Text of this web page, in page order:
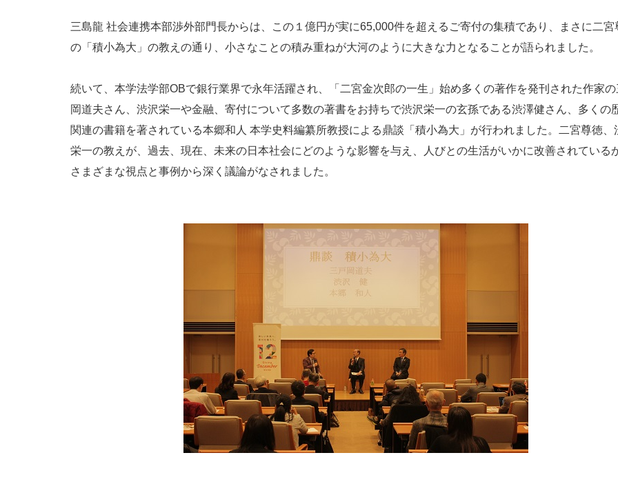
三島龍 社会連携本部渉外部門長からは、この１億円が実に65,000件を超えるご寄付の集積であり、まさに二宮
の「積小為大」の教えの通り、小さなことの積み重ねが大河のように大きな力となることが語られました。
続いて、本学法学部OBで銀行業界で永年活躍され、「二宮金次郎の一生」始め多くの著作を発刊された作家の
岡道夫さん、渋沢栄一や金融、寄付について多数の著書をお持ちで渋沢栄一の玄孫である渋澤健さん、多くの
関連の書籍を著されている本郷和人 本学史料編纂所教授による鼎談「積小為大」が行われました。二宮尊徳、
栄一の教えが、過去、現在、未来の日本社会にどのような影響を与え、人びとの生活がいかに改善されている
さまざまな視点と事例から深く議論がなされました。